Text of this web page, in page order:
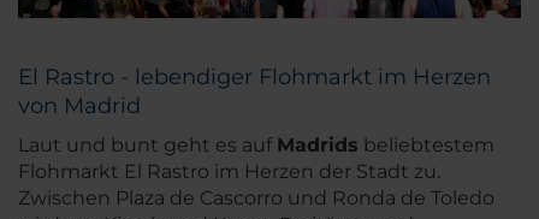
El Rastro - lebendiger Flohmarkt im Herzen
von Madrid
Laut und bunt geht es auf Madrids beliebtestem
Flohmarkt El Rastro im Herzen der Stadt zu.
Zwischen Plaza de Cascorro und Ronda de Toledo